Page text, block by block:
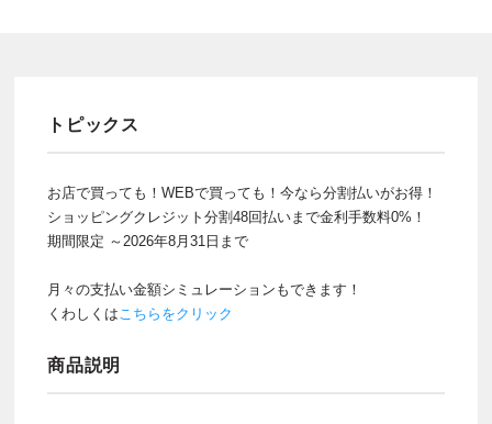
トピックス
お店で買っても！WEBで買っても！今なら分割払いがお得！
ショッピングクレジット分割48回払いまで金利手数料0%！
期間限定 ～2026年8月31日まで
月々の支払い金額シミュレーションもできます！
くわしくはこちらをクリック
商品説明